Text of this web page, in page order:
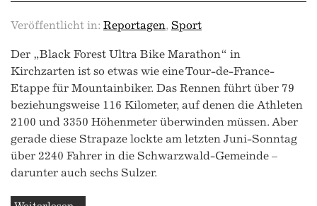
Veröffentlicht in: Reportagen, Sport
Der „Black Forest Ultra Bike Marathon“ in
Kirchzarten ist so etwas wie eine Tour-de-France-
Etappe für Mountainbiker. Das Rennen führt über 79
beziehungsweise 116 Kilometer, auf denen die Athleten
2100 und 3350 Höhenmeter überwinden müssen. Aber
gerade diese Strapaze lockte am letzten Juni-Sonntag
über 2240 Fahrer in die Schwarzwald-Gemeinde –
darunter auch sechs Sulzer.